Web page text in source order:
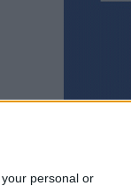
personal or